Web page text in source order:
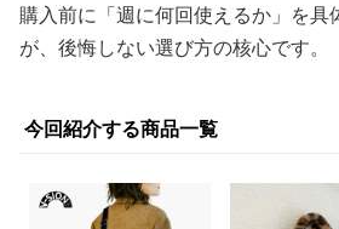
購入前に「週に何回使えるか」を具
が、後悔しない選び方の核心です。
今回紹介する商品一覧